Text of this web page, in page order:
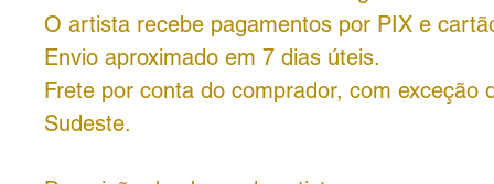
O artista recebe pagamentos por PIX e
Envio aproximado em 7 dias úteis.
Frete por conta do comprador, com exceção
Sudeste.